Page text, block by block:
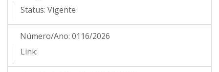
Status: Vigente
Número/Ano: 0116/2026
Link: